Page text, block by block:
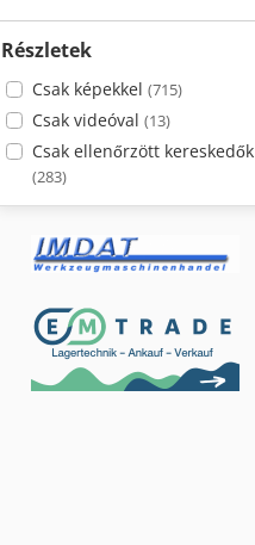
Részletek
Csak képekkel (715)
Csak videóval (13)
Csak ellenőrzött kereskedők
(283)
Demag Kbk Ii